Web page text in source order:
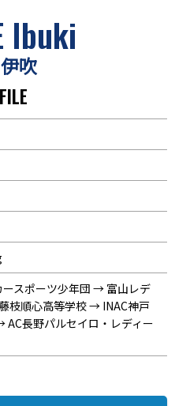
Ibuki
吹
ースポーツ少年団 → 富山レデ
枝順心高等学校 → INAC神戸
AC長野パルセイロ・レディー